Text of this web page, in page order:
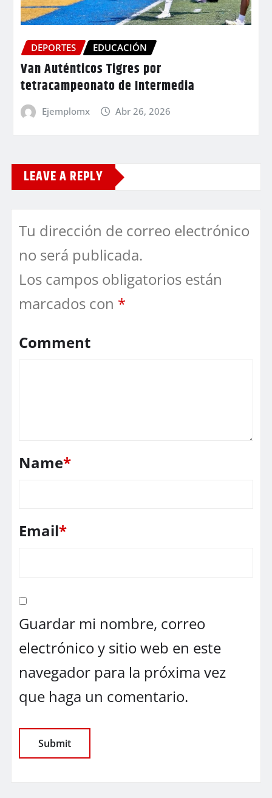
DEPORTES EDUCACIÓN
Van Auténticos Tigres por
tetracampeonato de Intermedia
Ejemplomx Abr 26, 2026
LEAVE A REPLY
Tu dirección de correo electrónico
no será publicada.
Los campos obligatorios están
marcados con *
Comment
Name*
Email*
Guardar mi nombre, correo
electrónico y sitio web en este
navegador para la próxima vez
que haga un comentario.